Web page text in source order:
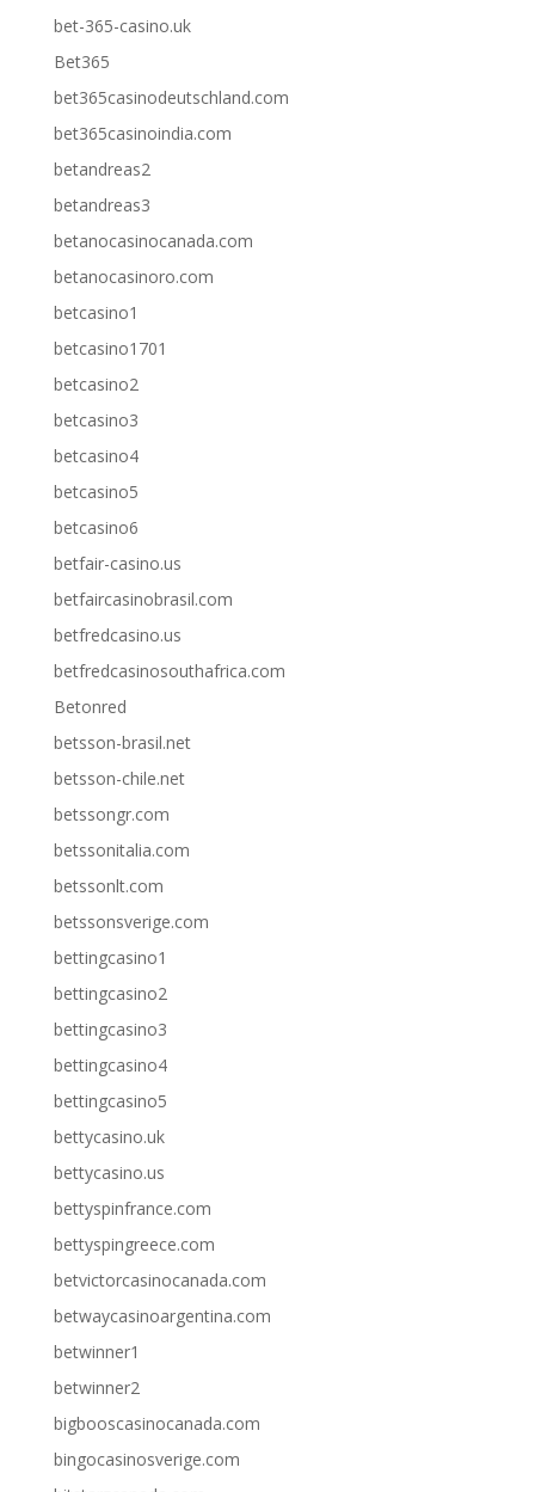
bet-365-casino.uk
Bet365
bet365casinodeutschland.com
bet365casinoindia.com
betandreas2
betandreas3
betanocasinocanada.com
betanocasinoro.com
betcasino1
betcasino1701
betcasino2
betcasino3
betcasino4
betcasino5
betcasino6
betfair-casino.us
betfaircasinobrasil.com
betfredcasino.us
betfredcasinosouthafrica.com
Betonred
betsson-brasil.net
betsson-chile.net
betssongr.com
betssonitalia.com
betssonlt.com
betssonsverige.com
bettingcasino1
bettingcasino2
bettingcasino3
bettingcasino4
bettingcasino5
bettycasino.uk
bettycasino.us
bettyspinfrance.com
bettyspingreece.com
betvictorcasinocanada.com
betwaycasinoargentina.com
betwinner1
betwinner2
bigbooscasinocanada.com
bingocasinosverige.com